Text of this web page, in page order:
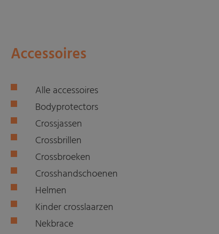
Accessoires
Alle accessoires
Bodyprotectors
Crossjassen
Crossbrillen
Crossbroeken
Crosshandschoenen
Helmen
Kinder crosslaarzen
Nekbrace